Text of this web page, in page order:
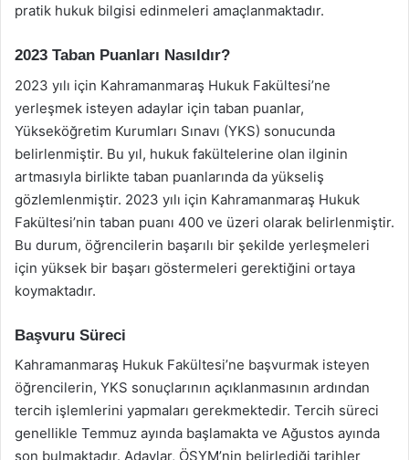
pratik hukuk bilgisi edinmeleri amaçlanmaktadır.
2023 Taban Puanları Nasıldır?
2023 yılı için Kahramanmaraş Hukuk Fakültesi’ne
yerleşmek isteyen adaylar için taban puanlar,
Yükseköğretim Kurumları Sınavı (YKS) sonucunda
belirlenmiştir. Bu yıl, hukuk fakültelerine olan ilginin
artmasıyla birlikte taban puanlarında da yükseliş
gözlemlenmiştir. 2023 yılı için Kahramanmaraş Hukuk
Fakültesi’nin taban puanı 400 ve üzeri olarak belirlenmiştir.
Bu durum, öğrencilerin başarılı bir şekilde yerleşmeleri
için yüksek bir başarı göstermeleri gerektiğini ortaya
koymaktadır.
Başvuru Süreci
Kahramanmaraş Hukuk Fakültesi’ne başvurmak isteyen
öğrencilerin, YKS sonuçlarının açıklanmasının ardından
tercih işlemlerini yapmaları gerekmektedir. Tercih süreci
genellikle Temmuz ayında başlamakta ve Ağustos ayında
son bulmaktadır. Adaylar, ÖSYM’nin belirlediği tarihler